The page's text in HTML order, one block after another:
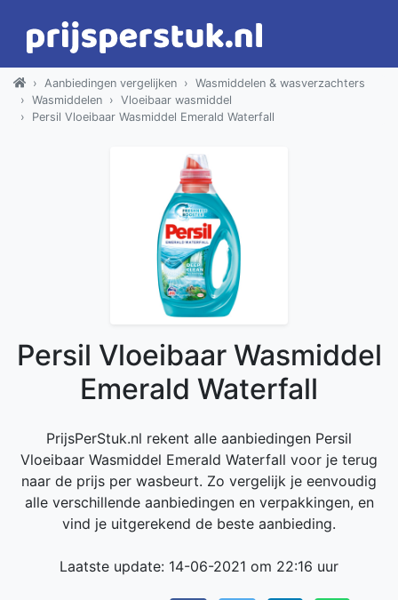
Aanbiedingen vergelijken
Wasmiddelen & wasverzachters
Wasmiddelen
Vloeibaar wasmiddel
Persil Vloeibaar Wasmiddel Emerald Waterfall
Persil Vloeibaar Wasmiddel
Emerald Waterfall
PrijsPerStuk.nl rekent alle aanbiedingen Persil
Vloeibaar Wasmiddel Emerald Waterfall voor je terug
naar de prijs per wasbeurt. Zo vergelijk je eenvoudig
alle verschillende aanbiedingen en verpakkingen, en
vind je uitgerekend de beste aanbieding.
Laatste update: 14-06-2021 om 22:16 uur